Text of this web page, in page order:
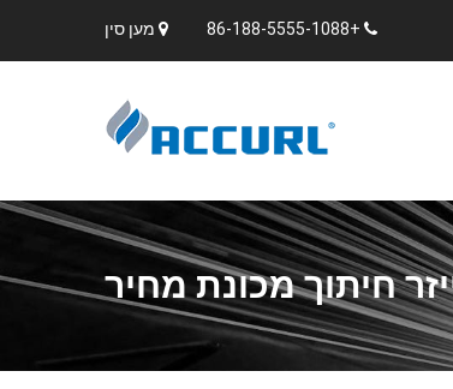
מען סין +86-188-5555-1088